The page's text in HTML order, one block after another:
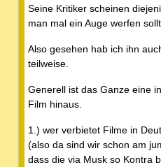
Seine Kritiker scheinen
man mal ein Auge werfen
Also gesehen hab ich ihn
teilweise.
Generell ist das Ganze eine
Film hinaus.
1.) wer verbietet Filme in
(also da sind wir schon am
dass die via Musk so Kontra